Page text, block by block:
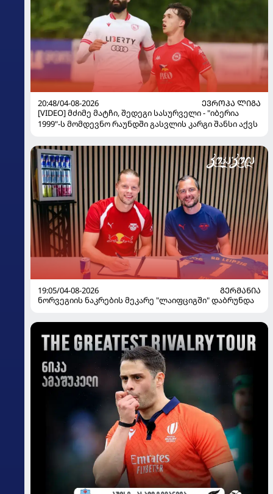
20:48/04-08-2026
ᲔᲕᲠᲝᲞᲐ ᲚᲘᲒᲐ
[VIDEO] მძიმე მატჩი, შედეგი სასურველი - "იბერია
1999"-ს მომდევნო რაუნდში გასვლის კარგი შანსი აქვს
19:05/04-08-2026
ᲒᲔᲠᲛᲐᲜᲘᲐ
ნორვეგიის ნაკრების მეკარე "ლაიფციგში" დაბრუნდა